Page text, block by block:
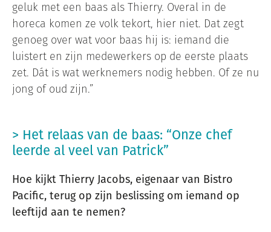
geluk met een baas als Thierry. Overal in de
horeca komen ze volk tekort, hier niet. Dat zegt
genoeg over wat voor baas hij is: iemand die
luistert en zijn medewerkers op de eerste plaats
zet. Dát is wat werknemers nodig hebben. Of ze nu
jong of oud zijn.”
> Het relaas van de baas: “Onze chef
leerde al veel van Patrick”
Hoe kijkt Thierry Jacobs, eigenaar van Bistro
Pacific, terug op zijn beslissing om iemand op
leeftijd aan te nemen?